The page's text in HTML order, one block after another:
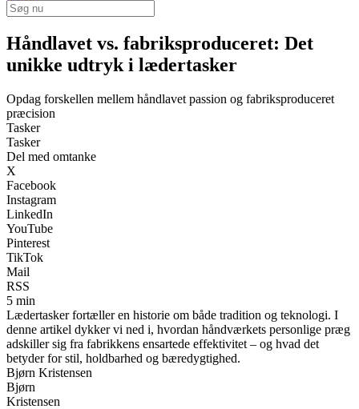
Håndlavet vs. fabriksproduceret: Det
unikke udtryk i lædertasker
Opdag forskellen mellem håndlavet passion og fabriksproduceret
præcision
Tasker
Tasker
Del med omtanke
X
Facebook
Instagram
LinkedIn
YouTube
Pinterest
TikTok
Mail
RSS
5 min
Lædertasker fortæller en historie om både tradition og teknologi. I
denne artikel dykker vi ned i, hvordan håndværkets personlige præg
adskiller sig fra fabrikkens ensartede effektivitet – og hvad det
betyder for stil, holdbarhed og bæredygtighed.
Bjørn Kristensen
Bjørn
Kristensen